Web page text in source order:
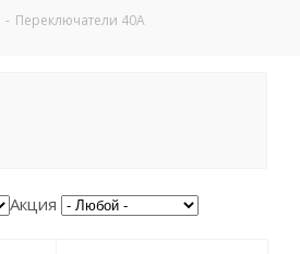
- Переключатели 40А
Акция